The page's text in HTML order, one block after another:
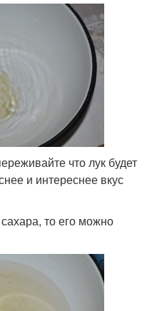
что лук будет
и интереснее вкус
то его можно